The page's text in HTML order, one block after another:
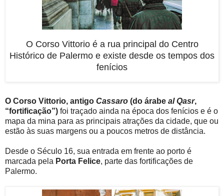
O Corso Vittorio é a rua principal do Centro
Histórico de Palermo e existe desde os tempos dos
fenícios
O Corso Vittorio, antigo Cassaro (do árabe al Qasr,
“fortificação”) foi traçado ainda na época dos fenícios e é o
mapa da mina para as principais atrações da cidade, que ou
estão às suas margens ou a poucos metros de distância.
Desde o Século 16, sua entrada em frente ao porto é
marcada pela Porta Felice, parte das fortificações de
Palermo.